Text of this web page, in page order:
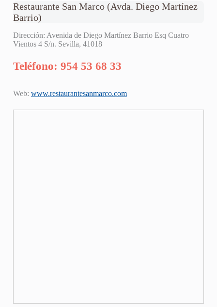
Restaurante San Marco (Avda. Diego Martínez
Barrio)
Dirección: Avenida de Diego Martínez Barrio Esq Cuatro
Vientos 4 S/n. Sevilla, 41018
Teléfono: 954 53 68 33
Web: www.restaurantesanmarco.com